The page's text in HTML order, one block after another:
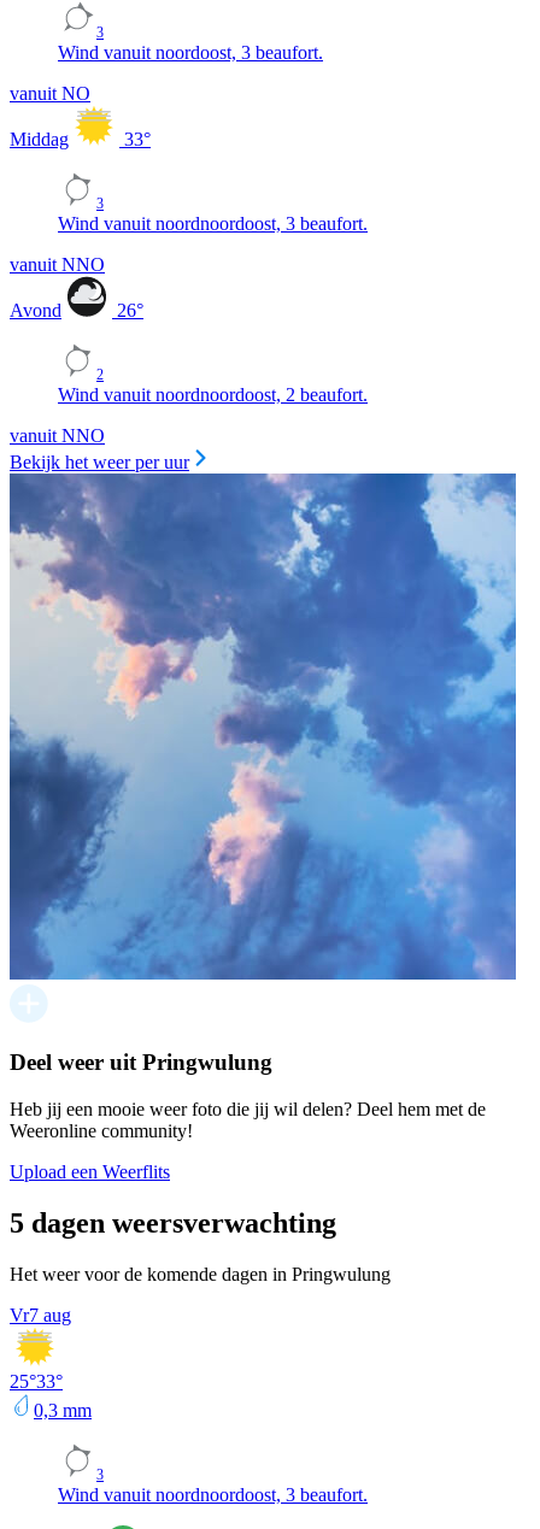
3
Wind vanuit noordoost, 3 beaufort.
vanuit NO
Middag 33°
3
Wind vanuit noordnoordoost, 3 beaufort.
vanuit NNO
Avond 26°
2
Wind vanuit noordnoordoost, 2 beaufort.
vanuit NNO
Bekijk het weer per uur
Deel weer uit Pringwulung
Heb jij een mooie weer foto die jij wil delen? Deel hem met de
Weeronline community!
Upload een Weerflits
5 dagen weersverwachting
Het weer voor de komende dagen in Pringwulung
Vr7 aug
25°33°
0,3 mm
3
Wind vanuit noordnoordoost, 3 beaufort.